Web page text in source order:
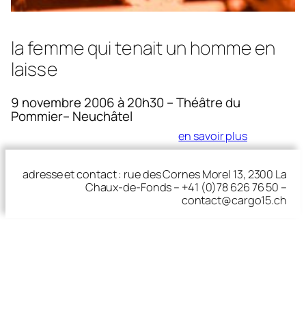
la femme qui tenait un homme en
laisse
9 novembre 2006 à 20h30 – Théâtre du
Pommier– Neuchâtel
en savoir plus
adresse et contact : rue des Cornes Morel 13, 2300 La
Chaux-de-Fonds – +41 (0)78 626 76 50 –
contact@cargo15.ch